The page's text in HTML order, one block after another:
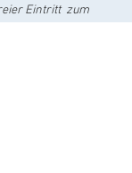
Eintritt  zum